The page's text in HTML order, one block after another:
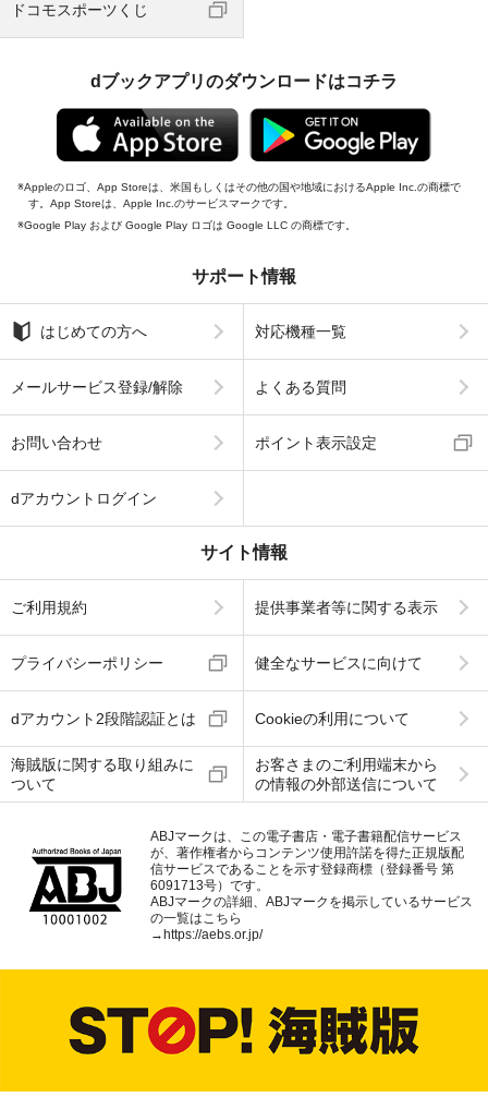
ドコモスポーツくじ
dブックアプリのダウンロードはコチラ
Appleのロゴ、App Storeは、米国もしくはその他の国や地域におけるApple Inc.の商標で
す。App Storeは、Apple Inc.のサービスマークです。
Google Play および Google Play ロゴは Google LLC の商標です。
サポート情報
はじめての方へ 対応機種一覧
メールサービス登録/解除 よくある質問
お問い合わせ ポイント表示設定
dアカウントログイン
サイト情報
ご利用規約 提供事業者等に関する表示
プライバシーポリシー 健全なサービスに向けて
dアカウント2段階認証とは Cookieの利用について
海賊版に関する取り組みに
ついて
お客さまのご利用端末から
の情報の外部送信について
ABJマークは、この電子書店・電子書籍配信サービス
が、著作権者からコンテンツ使用許諾を得た正規版配
信サービスであることを示す登録商標（登録番号 第
6091713号）です。
ABJマークの詳細、ABJマークを掲示しているサービス
の一覧はこちら
→ https://aebs.or.jp/